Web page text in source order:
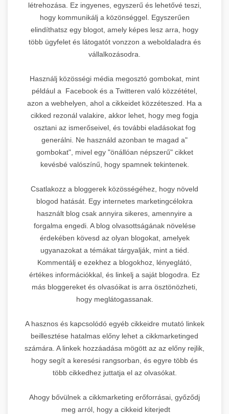
létrehozása. Ez ingyenes, egyszerű és lehetővé teszi,
hogy kommunikálj a közönséggel. Egyszerűen
elindíthatsz egy blogot, amely képes lesz arra, hogy
több ügyfelet és látogatót vonzzon a weboldaladra és
vállalkozásodra.
Használj közösségi média megosztó gombokat, mint
például a Facebook és a Twitteren való közzététel,
azon a webhelyen, ahol a cikkeidet közzéteszed. Ha a
cikked rezonál valakire, akkor lehet, hogy meg fogja
osztani az ismerőseivel, és további eladásokat fog
generálni. Ne használd azonban te magad a"
gombokat", mivel egy "önállóan népszerű" cikket
kevésbé valószínű, hogy spamnek tekintenek.
Csatlakozz a bloggerek közösségéhez, hogy növeld
blogod hatását. Egy internetes marketingcélokra
használt blog csak annyira sikeres, amennyire a
forgalma engedi. A blog olvasottságának növelése
érdekében kövesd az olyan blogokat, amelyek
ugyanazokat a témákat tárgyalják, mint a tiéd.
Kommentálj e ezekhez a blogokhoz, lényeglátó,
értékes információkkal, és linkelj a saját blogodra. Ez
más bloggereket és olvasóikat is arra ösztönözheti,
hogy meglátogassanak.
A hasznos és kapcsolódó egyéb cikkeidre mutató linkek
beillesztése hatalmas előny lehet a cikkmarketinged
számára. A linkek hozzáadása mögött az az előny rejlik,
hogy segít a keresési rangsorban, és egyre több és
több cikkedhez juttatja el az olvasókat.
Ahogy bővülnek a cikkmarketing erőforrásai, győződj
meg arról, hogy a cikkeid kiterjedt